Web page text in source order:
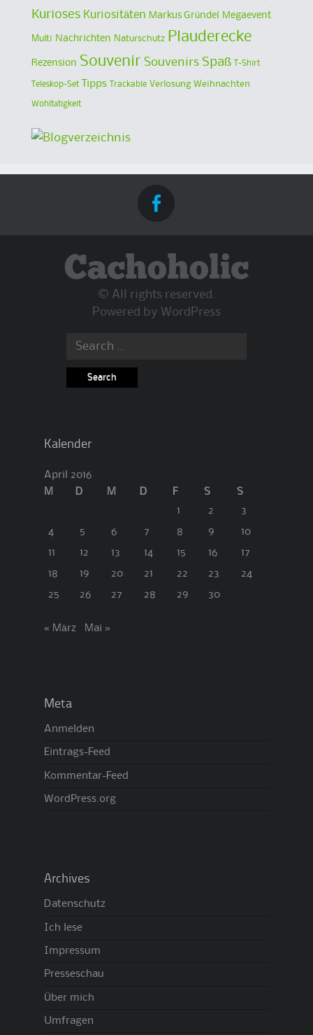
Kurioses Kuriositäten Markus Gründel Megaevent
Multi Nachrichten Naturschutz Plauderecke
Rezension Souvenir Souvenirs Spaß T-Shirt
Teleskop-Set Tipps Trackable Verlosung Weihnachten
Wohltätigkeit
Cachoholic
© All rights reserved.
Powered by WordPress
Search
Kalender
April 2016
M
D M D F S
S
1
2 3
4 5 6 7 8 9 10
11 12 13 14 15 16 17
18 19 20 21 22 23 24
25 26 27 28 29 30
« März Mai »
Meta
Anmelden
Eintrags-Feed
Kommentar-Feed
WordPress.org
Archives
Datenschutz
Ich lese
Impressum
Presseschau
Über mich
Umfragen